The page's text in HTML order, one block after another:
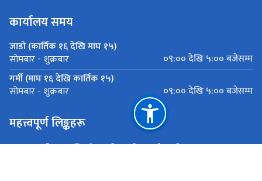
कार्यालय समय
जाडो (कार्तिक १६ देखि माघ १५)
सोमबार - शुक्रबार
०९:०० देखि ५:०० बजेसम्म
गर्मी (माघ १६ देखि कार्तिक १५)
सोमबार - शुक्रबार ०९:०० देखि ५:०० बजेसम्म
महत्त्वपूर्ण लिङ्कहरू
मुख्यमन्त्री तथा मन्त्रिपरिषदको कार्यालय, मधेश प्रदेश